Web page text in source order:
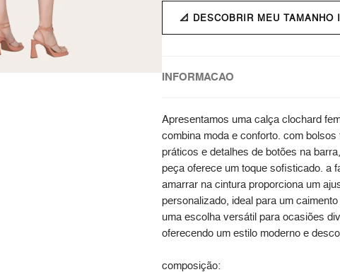
📐 DESCOBRIR MEU TAMANHO
INFORMACAO
Apresentamos uma calça clochard
combina moda e conforto. com bolsos
práticos e detalhes de botões na
peça oferece um toque sofisticado. a
amarrar na cintura proporciona um
personalizado, ideal para um
uma escolha versátil para ocasiões
oferecendo um estilo moderno e
composição: